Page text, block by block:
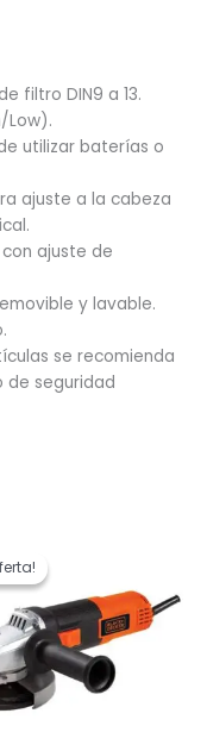
filtro DIN9 a 13.
Low).
utilizar baterías o
ajuste a la cabeza
ajuste de
y lavable.
se recomienda
de seguridad
precio
original
era:
$ 4.743,00.
es:
$ 3.794,40.